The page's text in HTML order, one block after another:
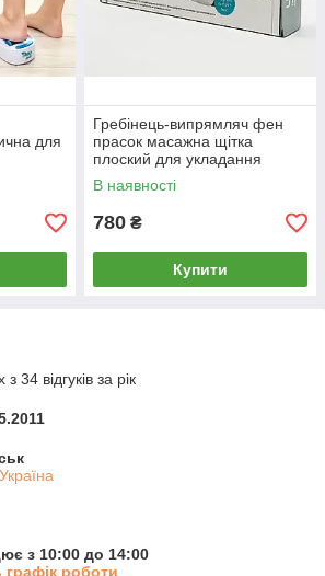
для
Гребінець-випрямляч фен
прасок масажна щітка
плоский для укладання
волосся LUXIS
В наявності
780 ₴
Купити
34 відгуків за рік
з 10:00 до 14:00
графік роботи